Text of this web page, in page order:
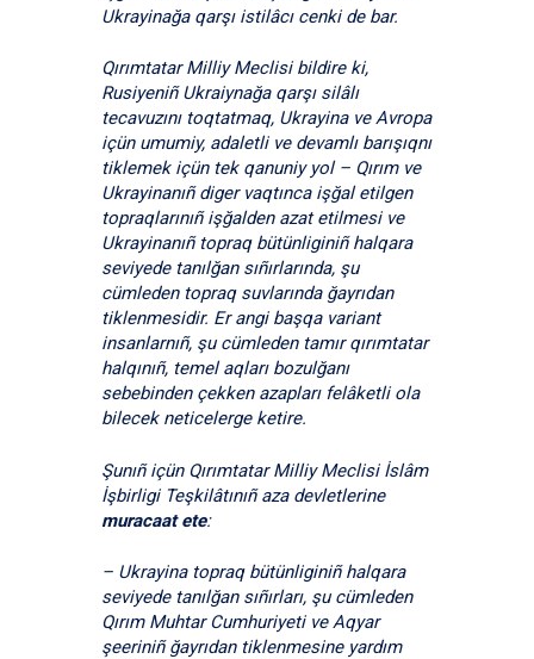
Ukrayinağa qarşı istilâcı cenki de bar.
Qırımtatar Milliy Meclisi bildire ki,
Rusiyeniñ Ukraiynağa qarşı silâlı
tecavuzını toqtatmaq, Ukrayina ve Avropa
içün umumiy, adaletli ve devamlı barışıqnı
tiklemek içün tek qanuniy yol – Qırım ve
Ukrayinanıñ diger vaqtınca işğal etilgen
topraqlarınıñ işğalden azat etilmesi ve
Ukrayinanıñ topraq bütünliginiñ halqara
seviyede tanılğan sıñırlarında, şu
cümleden topraq suvlarında ğayrıdan
tiklenmesidir. Er angi başqa variant
insanlarnıñ, şu cümleden tamır qırımtatar
halqınıñ, temel aqları bozulğanı
sebebinden çekken azapları felâketli ola
bilecek neticelerge ketire.
Şunıñ içün Qırımtatar Milliy Meclisi İslâm
İşbirligi Teşkilâtınıñ aza devletlerine
muracaat ete:
– Ukrayina topraq bütünliginiñ halqara
seviyede tanılğan sıñırları, şu cümleden
Qırım Muhtar Cumhuriyeti ve Aqyar
şeeriniñ ğayrıdan tiklenmesine yardım